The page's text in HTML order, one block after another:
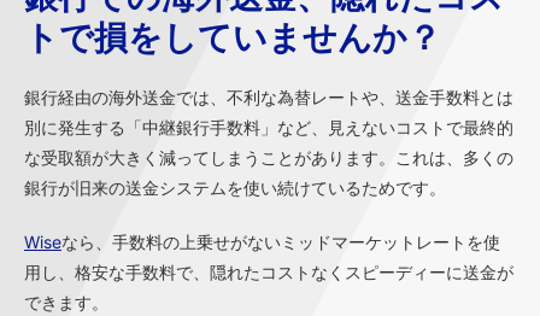
トで損をしていませんか？
銀行経由の海外送金では、不利な為替レートや、送金手数料とは
別に発生する「中継銀行手数料」など、見えないコストで最終的
な受取額が大きく減ってしまうことがあります。これは、多くの
銀行が旧来の送金システムを使い続けているためです。
Wiseなら、手数料の上乗せがないミッドマーケットレートを使
用し、格安な手数料で、隠れたコストなくスピーディーに送金が
できます。